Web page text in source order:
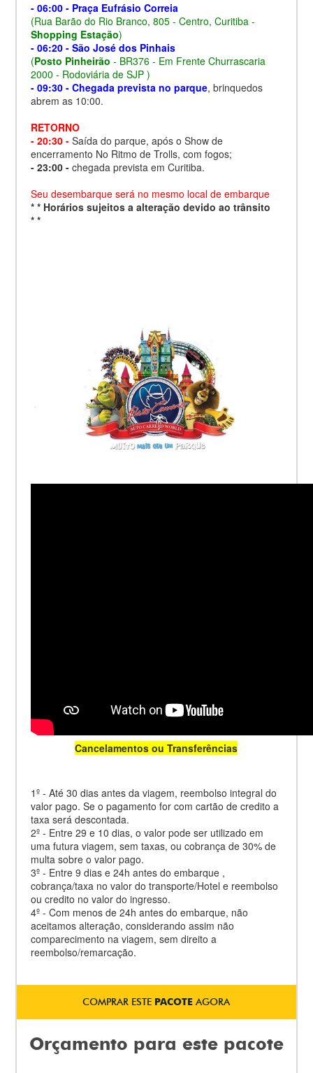
- 06:00 - Praça Eufrásio Correia
(Rua Barão do Rio Branco, 805 - Centro, Curitiba -
Shopping Estação)
- 06:20 - São José dos Pinhais
(Posto Pinheirão - BR376 - Em Frente Churrascaria
2000 - Rodoviária de SJP )
- 09:30 - Chegada prevista no parque, brinquedos
abrem as 10:00.
RETORNO
- 20:30 -Saída do parque, após o Show de
encerramento No Ritmo de Trolls, com fogos;
- 23:00 - chegada prevista em Curitiba.
Seu desembarque será no mesmo local de embarque
* * Horários sujeitos a alteração devido ao trânsito
* *
Cancelamentos ou Transferências
1º - Até 30 dias antes da viagem, reembolso integral do
valor pago. Se o pagamento for com cartão de credito a
taxa será descontada.
2º - Entre 29 e 10 dias, o valor pode ser utilizado em
uma futura viagem, sem taxas, ou cobrança de 30% de
multa sobre o valor pago.
3º - Entre 9 dias e 24h antes do embarque ,
cobrança/taxa no valor do transporte/Hotel e reembolso
ou credito no valor do ingresso.
4º - Com menos de 24h antes do embarque, não
aceitamos alteração, considerando assim não
comparecimento na viagem, sem direito a
reembolso/remarcação.
COMPRAR ESTE PACOTE AGORA
Orçamento para este pacote